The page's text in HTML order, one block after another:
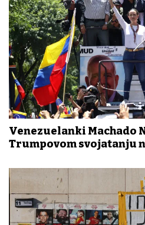
Venezuelanki Machado
Trumpovom svojatanju